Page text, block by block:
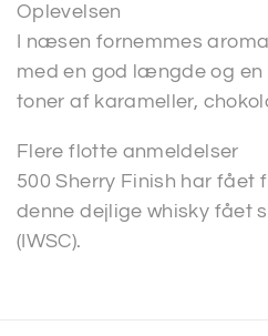
Oplevelsen
I næsen fornemmes
med en god længde og en
toner af karameller,
Flere flotte anmeldelser
500 Sherry Finish har
denne dejlige whisky fået
(IWSC).